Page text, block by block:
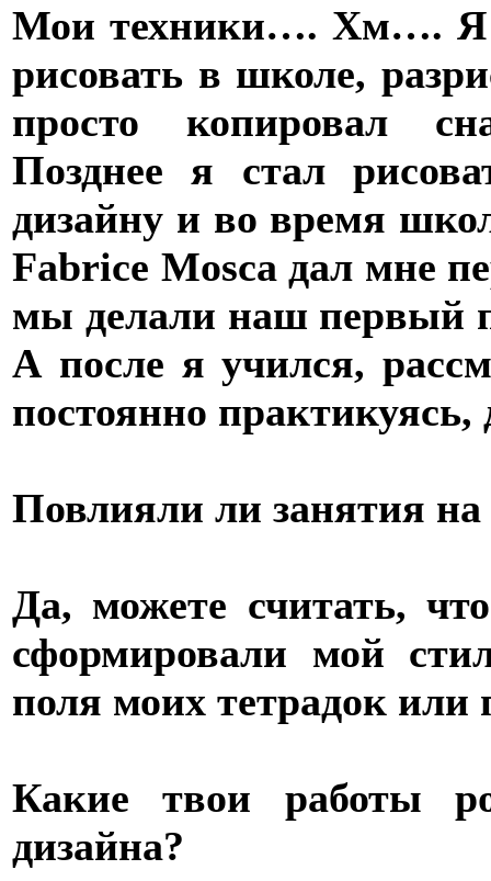
Мои техники…. Хм…. Я
рисовать в школе,
просто копировал
Позднее я стал
дизайну и во время
Fabrice Mosca дал мне
мы делали наш первый
А после я учился,
постоянно
Повлияли ли занятия на
Да, можете считать,
сформировали мой
поля моих тетрадок
Какие твои работы
дизайна?